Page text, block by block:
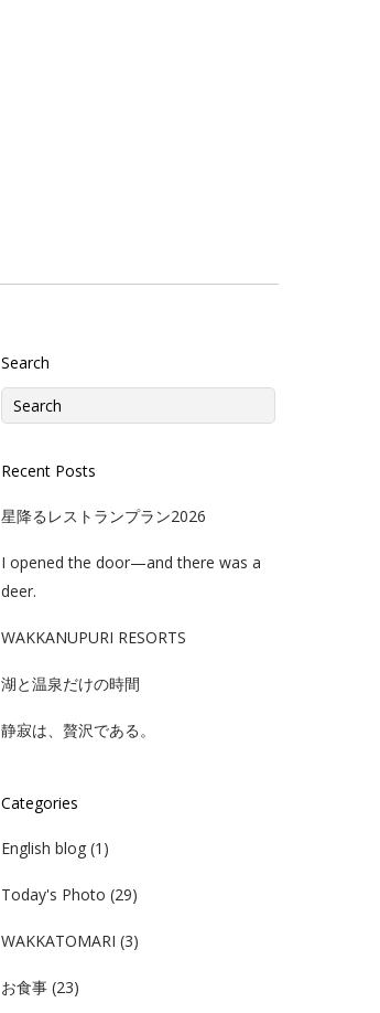
Search
Recent Posts
星降るレストランプラン2026
I opened the door—and there was a
deer.
WAKKANUPURI RESORTS
湖と温泉だけの時間
静寂は、贅沢である。
Categories
English blog (1)
Today's Photo (29)
WAKKATOMARI (3)
お食事 (23)